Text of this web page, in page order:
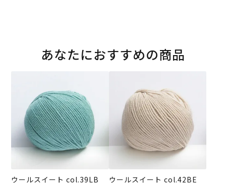
あなたにおすすめの商品
ウールスイート col.39LB ウールスイート col.42BE